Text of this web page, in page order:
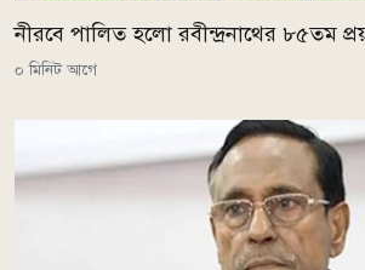
নীরবে পালিত হলো রবীন্দ্রনাথের ৮৫তম
০ মিনিট আগে